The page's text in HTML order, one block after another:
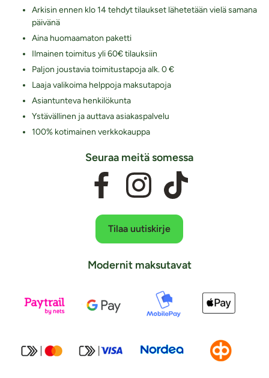
Arkisin ennen klo 14 tehdyt tilaukset lähetetään vielä samana
päivänä
Aina huomaamaton paketti
Ilmainen toimitus yli 60€ tilauksiin
Paljon joustavia toimitustapoja alk. 0 €
Laaja valikoima helppoja maksutapoja
Asiantunteva henkilökunta
Ystävällinen ja auttava asiakaspalvelu
100% kotimainen verkkokauppa
Seuraa meitä somessa
Tilaa uutiskirje
Modernit maksutavat